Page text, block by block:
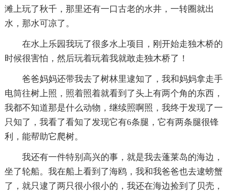
滩上玩了秋千，那里还有一口古老的水井，一转圈就出
水，那水可凉了。
在水上乐园我玩了很多水上项目，刚开始走独木桥的
时候很害怕，然后玩着玩着我就敢走独木桥了！
爸爸妈妈还带我去了树林里逮知了，我和妈妈拿走手
电筒往树上照，照着照着就看到了头上有两个角的东西，
我都不知道那是什么动物，继续照啊照，我终于发现了一
只知了，我看了看知了发现它有6条腿，它有两条腿很锋
利，能帮助它爬树。
我还有一件特别高兴的事，就是我去蓬莱岛的海边，
坐了轮船。我在船上看到了海鸥，我和我爸爸也去逮螃蟹
了，就只逮了两只很小很小的，我还在海边捡到了贝壳，